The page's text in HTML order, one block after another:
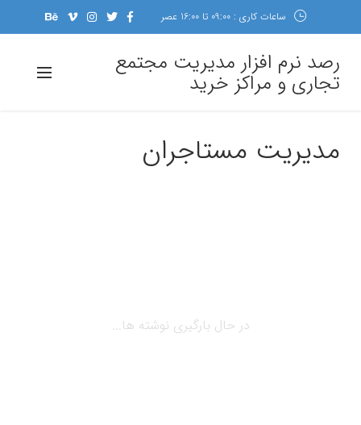
ساعات کاری : 09:00 تا 16:00 عصر
رصد نرم افزار مدیریت مجتمع
تجاری و مراکز خرید
مدیریت مستاجران
در حال بارگیری نوشته ها...